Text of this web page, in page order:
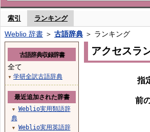
索引 ランキング
Weblio 辞書 ＞ 古語辞典 ＞ ランキング
アクセスラ
指
前
古語辞典収録辞書
全て
▼ 学研全訳古語辞典
最近追加された辞書
▼
Weblio実用類語辞
典
▼ Weblio実用英語辞